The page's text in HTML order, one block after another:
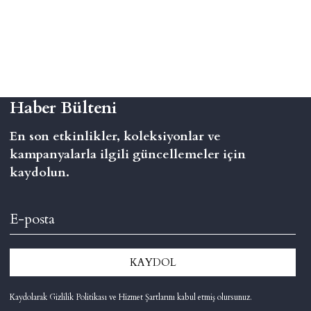
Haber Bülteni
En son etkinlikler, koleksiyonlar ve
kampanyalarla ilgili güncellemeler için
kaydolun.
KAYDOL
Kaydolarak Gizlilik Politikası ve Hizmet Şartlarını kabul etmiş olursunuz.